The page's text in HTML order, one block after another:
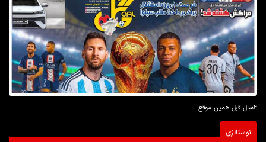
4سال قبل همین موقع
نوستالژی